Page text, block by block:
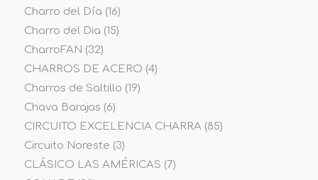
Charro del Día (16)
Charro del Dia (15)
CharroFAN (32)
CHARROS DE ACERO (4)
Charros de Saltillo (19)
Chava Barajas (6)
CIRCUITO EXCELENCIA CHARRA(85)
Circuito Noreste (3)
CLÁSICO LAS AMÉRICAS (7)